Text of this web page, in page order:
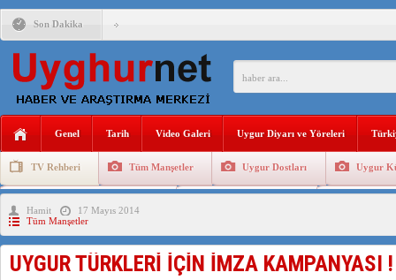
Son Dakika
ANAHTAR PARTİ GENEL BAŞKANI AĞIRALİOĞLU :
DİYANET AKADEMİSİ BAŞKANI DOÇ.DR.KAAN : DOĞU
150 YILDIR KAYNAYAN YARAMIZ : ÇİN İŞGALİNDEKİ
MHP’DEN URUMÇİ KATLİAMI MESAJİ : 05.07.2009
ÇİN’İN ANKARA BÜYÜKELÇİSİ JİANG’İN TRABZON
İŞGALCİ ÇİN’DEN “FETİHLER SULTANI
Genel Tarih Video Galeri Uygur Diyarı ve Yöreleri
TV Rehberi Tüm Manşetler Uygur Dostları Uygur
Uygurlarda Düğün ve Cenaze
Hamit
17 Mayıs 2014
Tüm Manşetler
UYGUR TÜRKLERİ İÇİN İMZA KAMPANYASI !